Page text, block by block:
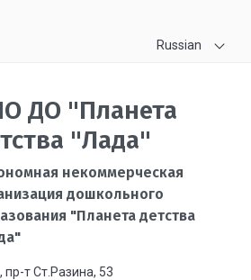
Russian
ДО "Планета
"Лада"
некоммерческая
дошкольного
"Планета детства
пр-т Ст.Разина, 53